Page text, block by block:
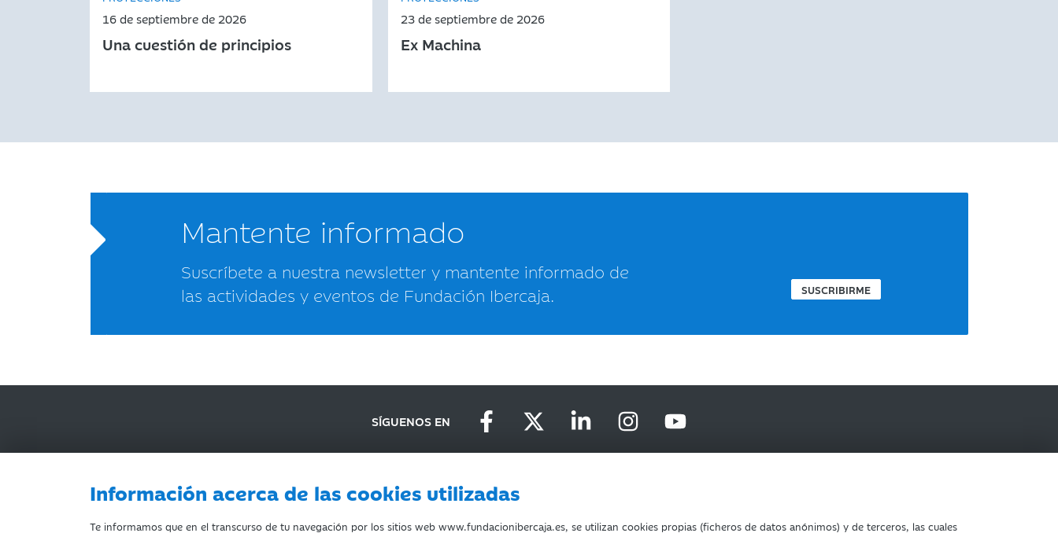
Información acerca de las cookies utilizadas
Te informamos que en el transcurso de tu navegación por los sitios web www.fundacionibercaja.es, se utilizan cookies propias (ficheros de datos anónimos) y de terceros, las cuales
16 de septiembre de 2026
Una cuestión de principios
23 de septiembre de 2026
Ex Machina
Mantente informado
Suscríbete a nuestra newsletter y mantente informado de
las actividades y eventos de Fundación Ibercaja.
SUSCRIBIRME
SÍGUENOS EN
AVISO LEGAL ACCESIBILIDAD PRIVACIDAD DEVOLUCIONES COOKIES